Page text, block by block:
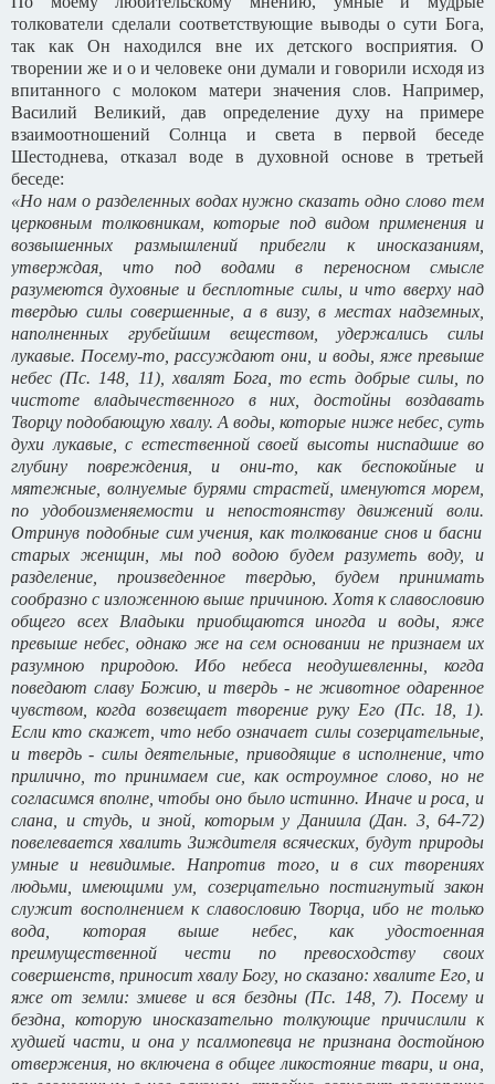
толкователи сделали соответствующие выводы о сути Бога,
так как Он находился вне их детского восприятия. О
творении же и о и человеке они думали и говорили исходя из
впитанного с молоком матери значения слов. Например,
Василий Великий, дав определение духу на примере
взаимоотношений Солнца и света в первой беседе
Шестоднева, отказал воде в духовной основе в третьей
беседе:
«Но нам о разделенных водах нужно сказать одно слово тем
церковным толковникам, которые под видом применения и
возвышенных размышлений прибегли к иносказаниям,
утверждая, что под водами в переносном смысле
разумеются духовные и бесплотные силы, и что вверху над
твердью силы совершенные, а в визу, в местах надземных,
наполненных грубейшим веществом, удержались силы
лукавые. Посему-то, рассуждают они, и воды, яже превыше
небес (Пс. 148, 11), хвалят Бога, то есть добрые силы, по
чистоте владычественного в них, достойны воздавать
Творцу подобающую хвалу. А воды, которые ниже небес, суть
духи лукавые, с естественной своей высоты ниспадшие во
глубину повреждения, и они-то, как беспокойные и
мятежные, волнуемые бурями страстей, именуются морем,
по удобоизменяемости и непостоянству движений воли.
Отринув подобные сим учения, как толкование снов и басни
старых женщин, мы под водою будем разуметь воду, и
разделение, произведенное твердью, будем принимать
сообразно с изложенною выше причиною. Хотя к славословию
общего всех Владыки приобщаются иногда и воды, яже
превыше небес, однако же на сем основании не признаем их
разумною природою. Ибо небеса неодушевленны, когда
поведают славу Божию, и твердь - не животное одаренное
чувством, когда возвещает творение руку Его (Пс. 18, 1).
Если кто скажет, что небо означает силы созерцательные,
и твердь - силы деятельные, приводящие в исполнение, что
прилично, то принимаем cиe, как остроумное слово, но не
согласимся вполне, чтобы оно было истинно. Иначе и роса, и
слана, и студь, и зной, которым у Даниила (Дан. 3, 64-72)
повелевается хвалить Зиждителя всяческих, будут природы
умные и невидимые. Напротив того, и в сих творениях
людьми, имеющими ум, созерцательно постигнутый закон
служит восполнением к славословию Творца, ибо не только
вода, которая выше небес, как удостоенная
преимущественной чести по превосходству своих
совершенств, приносит хвалу Богу, но сказано: хвалите Его, и
яже от земли: змиеве и вся бездны (Пс. 148, 7). Посему и
бездна, которую иносказательно толкующие причислили к
худшей части, и она у псалмопевца не признана достойною
отвержения, но включена в общее ликостояние твари, и она,